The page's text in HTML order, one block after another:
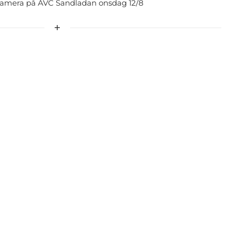
på ÅVC Sandladan onsdag 12/8